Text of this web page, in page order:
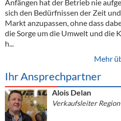
Anfängen hat der Betrieb nie
sich den Bedürfnissen der Zeit
Markt anzupassen, ohne dass
die Sorge um die Umwelt und die
h...
Mehr
Ihr Ansprechpartner
Alois Delan
Verkaufsleiter Region